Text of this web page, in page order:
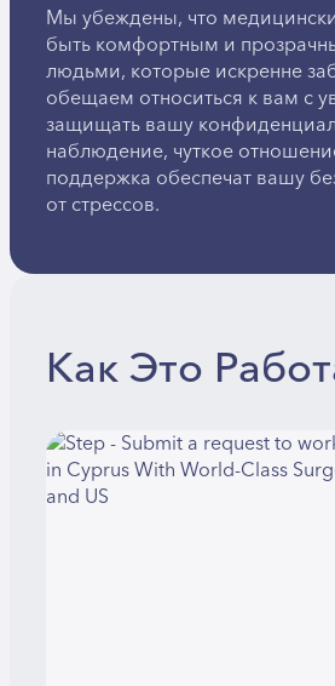
Мы убеждены, что
быть комфортным и
людьми, которые искренне
обещаем относиться к вам с
защищать вашу
наблюдение, чуткое
поддержка обеспечат вашу
от стрессов.
Как Это